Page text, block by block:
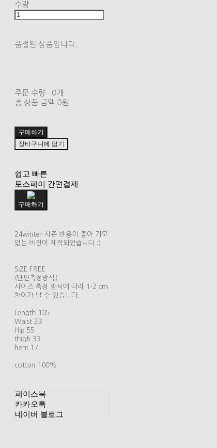
수량
품절된 상품입니다.
주문 수량
0개
총 상품 금액 0원
구매하기
장바구니에 담기
쉽고 빠른
토스페이 간편결제
구매하기
24winter 시즌 반응이 좋아 기모
없는 버전이 제작되었습니다 :)
SIZE FREE
(단면측정방식)
사이즈 측정 방식에 따라 1-2 cm
차이가 날 수 있습니다.
Length 105
Waist 33
Hip 55
thigh 33
hem 17
cotton 100%
페이스북
카카오톡
네이버 블로그